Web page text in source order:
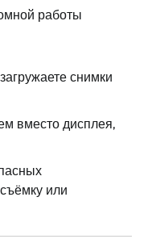
работы
снимки
вместо дисплея,
или